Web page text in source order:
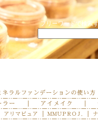
フリーワードで検索